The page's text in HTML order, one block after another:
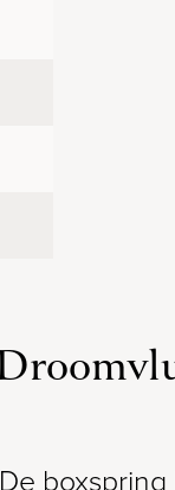
boxspring